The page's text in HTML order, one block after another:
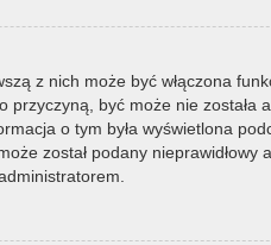
z nich może być włączona
być może nie
o tym była wyświetlona
został podany nieprawidłowy